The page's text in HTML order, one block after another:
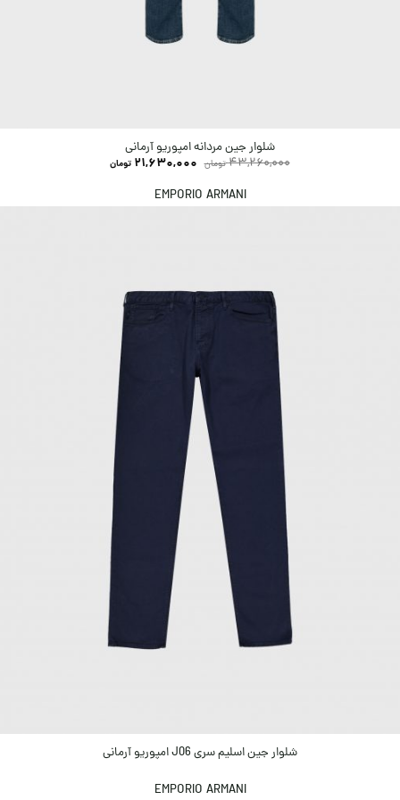
شلوار جین مردانه امپوریو آرمانی
43,260,000 تومان 21,630,000 تومان
EMPORIO ARMANI
شلوار جین اسلیم سری J06 امپوریو آرمانی
EMPORIO ARMANI